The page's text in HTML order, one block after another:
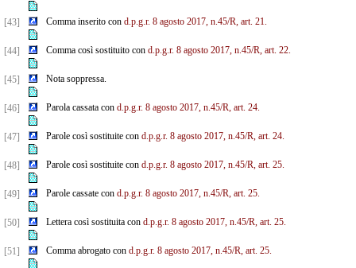
[43] Comma inserito con d.p.g.r. 8 agosto 2017, n.45/R, art. 21.
[44] Comma così sostituito con d.p.g.r. 8 agosto 2017, n.45/R, art. 22.
[45] Nota soppressa.
[46] Parola cassata con d.p.g.r. 8 agosto 2017, n.45/R, art. 24.
[47] Parole così sostituite con d.p.g.r. 8 agosto 2017, n.45/R, art. 24.
[48] Parole così sostituite con d.p.g.r. 8 agosto 2017, n.45/R, art. 25.
[49] Parole cassate con d.p.g.r. 8 agosto 2017, n.45/R, art. 25.
[50] Lettera così sostituita con d.p.g.r. 8 agosto 2017, n.45/R, art. 25.
[51] Comma abrogato con d.p.g.r. 8 agosto 2017, n.45/R, art. 25.